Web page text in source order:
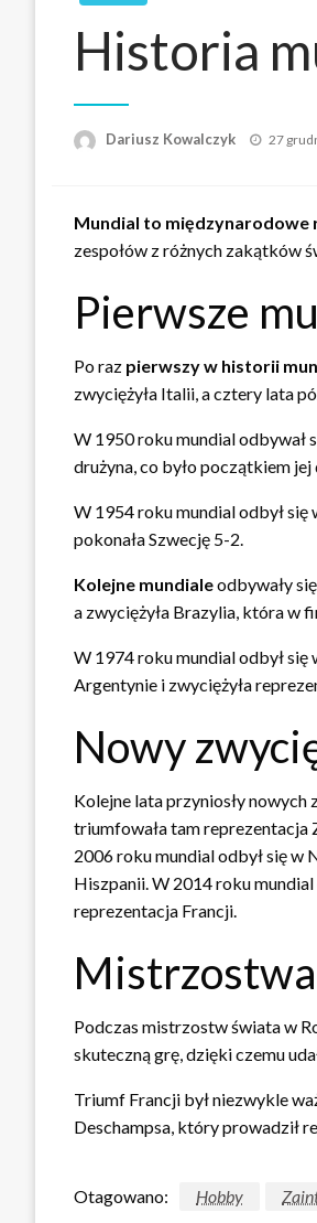
Historia
Dariusz Kowalczyk 27
Mundial to międzynarodowe
zespołów z różnych zakątków
Pierwsze
Po raz pierwszy w historii
zwyciężyła Italii, a cztery lata
W 1950 roku mundial odbywał
drużyna, co było początkiem
W 1954 roku mundial odbył się
pokonała Szwecję 5-2.
Kolejne mundialeodbywały
a zwyciężyła Brazylia, która w
W 1974 roku mundial odbył
Argentynie i zwyciężyła
Nowy
Kolejne lata przyniosły
triumfowała tam reprezentacja
2006 roku mundial odbył się w
Hiszpanii. W 2014 roku
reprezentacja Francji.
Podczas mistrzostw świata w
skuteczną grę, dzięki czemu
Triumf Francji był niezwykle
Deschampsa, który prowadził
Otagowano: Hobby